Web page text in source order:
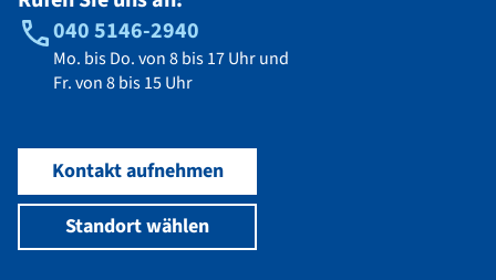
040 5146-2940
Mo. bis Do. von 8 bis 17 Uhr und
Fr. von 8 bis 15 Uhr
Kontakt aufnehmen
Standort wählen